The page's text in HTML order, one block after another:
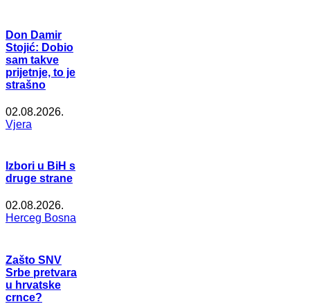
Don Damir
Stojić: Dobio
sam takve
prijetnje, to je
strašno
02.08.2026.
Vjera
Izbori u BiH s
druge strane
02.08.2026.
Herceg Bosna
Zašto SNV
Srbe pretvara
u hrvatske
crnce?